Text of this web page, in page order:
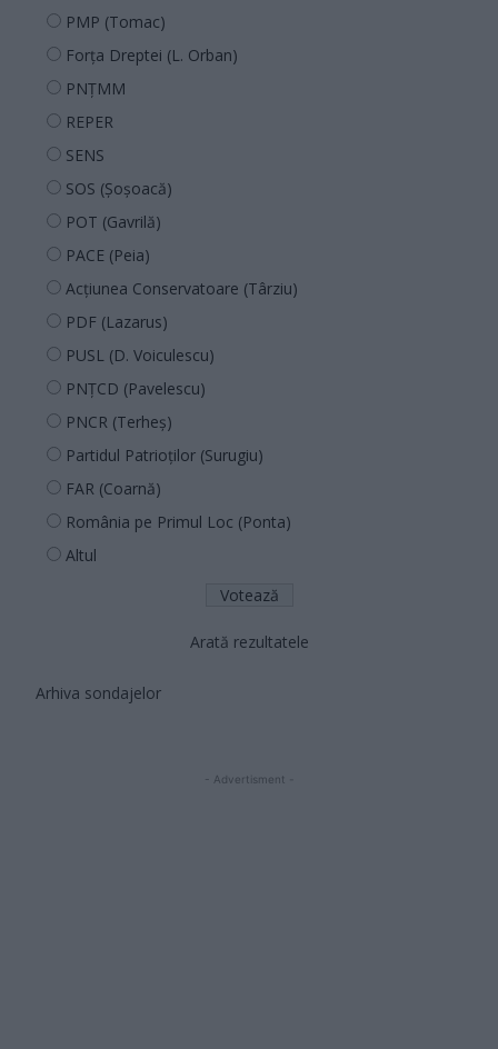
PMP (Tomac)
Forța Dreptei (L. Orban)
PNȚMM
REPER
SENS
SOS (Șoșoacă)
POT (Gavrilă)
PACE (Peia)
Acțiunea Conservatoare (Târziu)
PDF (Lazarus)
PUSL (D. Voiculescu)
PNȚCD (Pavelescu)
PNCR (Terheș)
Partidul Patrioților (Surugiu)
FAR (Coarnă)
România pe Primul Loc (Ponta)
Altul
Arată rezultatele
Arhiva sondajelor
- Advertisment -